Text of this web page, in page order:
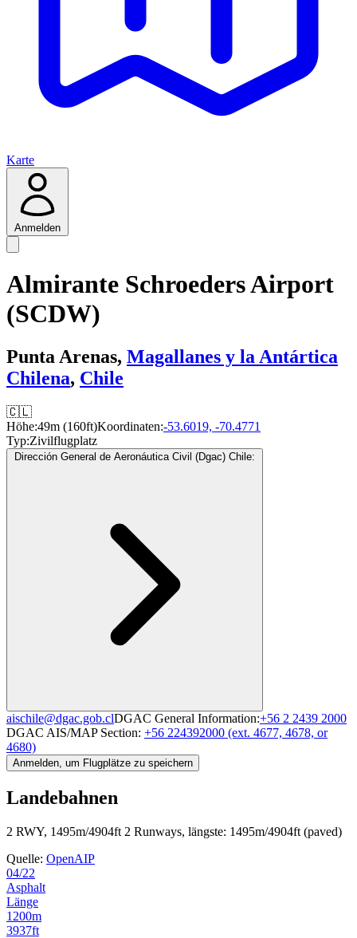
Karte
Anmelden
Almirante Schroeders Airport
(SCDW)
Punta Arenas, Magallanes y la Antártica
Chilena, Chile
🇨🇱
Höhe:49m (160ft)Koordinaten:-53.6019, -70.4771
Typ:Zivilflugplatz
Dirección General de Aeronáutica Civil (Dgac) Chile:
aischile@dgac.gob.clDGAC General Information:+56 2 2439 2000
DGAC AIS/MAP Section: +56 224392000 (ext. 4677, 4678, or
4680)
Anmelden, um Flugplätze zu speichern
Landebahnen
2 RWY, 1495m/4904ft 2 Runways, längste: 1495m/4904ft (paved)
Quelle: OpenAIP
04/22
Asphalt
Länge
1200m
3937ft